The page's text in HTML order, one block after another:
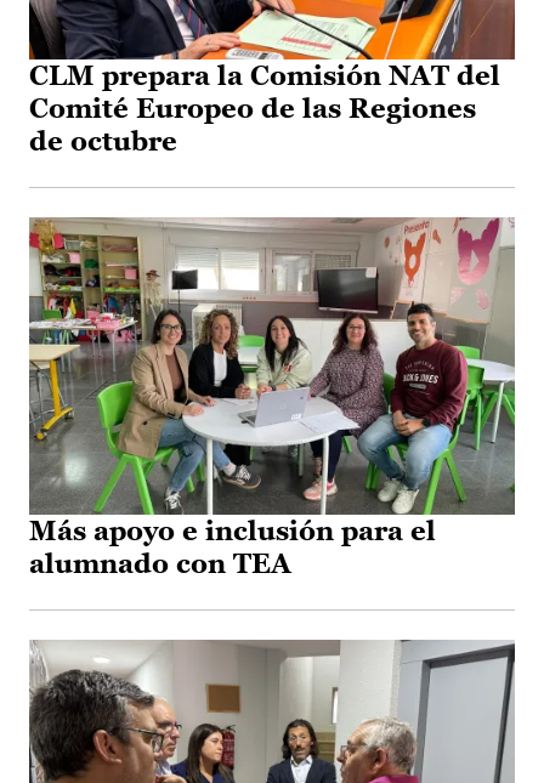
CLM prepara la Comisión NAT del
Comité Europeo de las Regiones
de octubre
Más apoyo e inclusión para el
alumnado con TEA